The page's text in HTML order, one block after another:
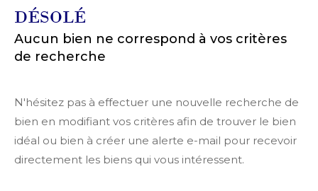
DÉSOLÉ
Aucun bien ne correspond à vos critères
de recherche
N'hésitez pas à effectuer une nouvelle recherche de
bien en modifiant vos critères afin de trouver le bien
idéal ou bien à créer une alerte e-mail pour recevoir
directement les biens qui vous intéressent.
Type de bien
Type de bien
Budget